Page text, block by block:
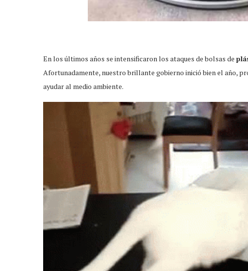
En los últimos años se intensificaron los ataques de bolsas de
Afortunadamente, nuestro brillante gobierno inició bien el año,
ayudar al medio ambiente.